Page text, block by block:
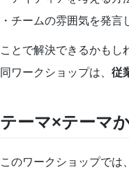
・チームの雰囲気を発言
ことで解決できるかもし
同ワークショップは、 従
テーマ×テーマ
このワークショップでは、